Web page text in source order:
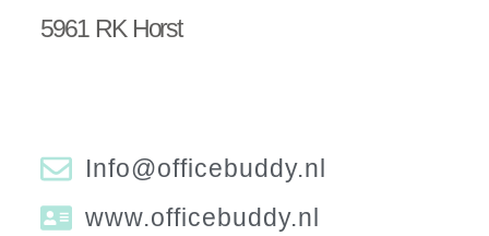
5961 RK Horst
Info@officebuddy.nl
www.officebuddy.nl